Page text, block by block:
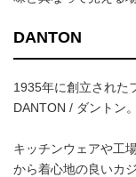
DANTON
1935年に創立された
DANTON / ダントン。
キッチンウェアや工
から着心地の良いカ